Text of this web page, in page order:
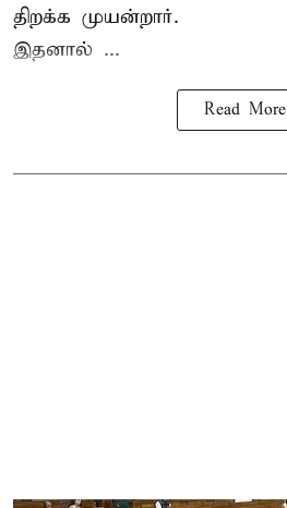
திறக்க முயன்றார்.
இதனால் ...
Read More